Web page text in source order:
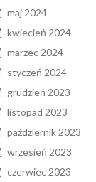
maj 2024
kwiecień 2024
marzec 2024
styczeń 2024
grudzień 2023
listopad 2023
październik 2023
wrzesień 2023
czerwiec 2023